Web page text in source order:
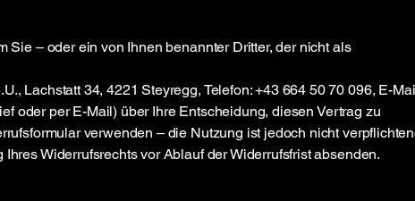
Sie – oder ein von Ihnen benannter Dritter, der nicht als
Lachstatt 34, 4221 Steyregg, Telefon: +43 664 50 70 096, E-
oder per E-Mail) über Ihre Entscheidung, diesen Vertrag zu
verwenden – die Nutzung ist jedoch nicht
Widerrufsrechts vor Ablauf der Widerrufsfrist absenden.